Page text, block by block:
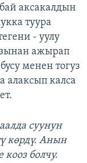
аксакалдын
туура
- уулу
ажырап
менен тогуз
алаксып калса
суунун
көрдү. Анын
болчу.